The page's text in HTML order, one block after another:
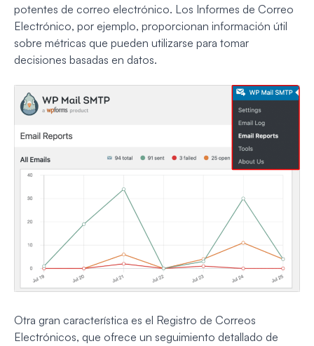
potentes de correo electrónico. Los Informes de Correo
Electrónico, por ejemplo, proporcionan información útil
sobre métricas que pueden utilizarse para tomar
decisiones basadas en datos.
Otra gran característica es el Registro de Correos
Electrónicos, que ofrece un seguimiento detallado de